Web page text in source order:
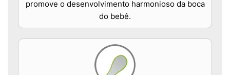
promove o desenvolvimento harmonioso da boca
do bebê.